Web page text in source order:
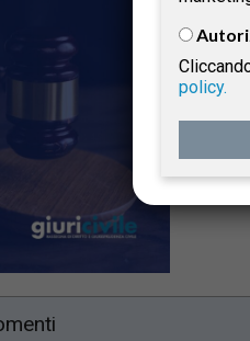
delle
dal
policy.